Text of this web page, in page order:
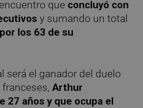
que concluyó con
y sumando un total
los 63 de su
será el ganador del duelo
franceses,Arthur
27 años y que ocupa el